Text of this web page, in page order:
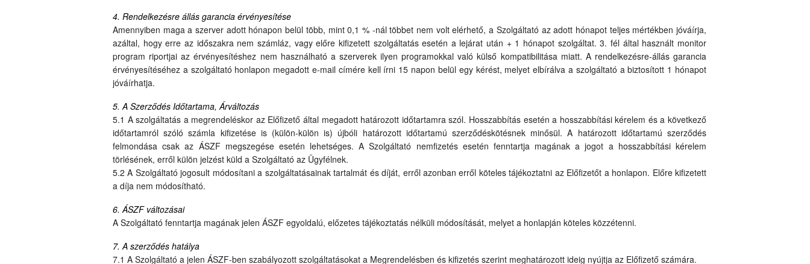
4. Rendelkezésre állás garancia érvényesítése
Amennyiben maga a szerver adott hónapon belül több, mint 0,1 % -nál többet nem volt elérhető, a Szolgáltató az adott hónapot teljes mértékben jóváírja,
azáltal, hogy erre az időszakra nem számláz, vagy előre kifizetett szolgáltatás esetén a lejárat után + 1 hónapot szolgáltat. 3. fél által használt monitor
program riportjai az érvényesítéshez nem használható a szerverek ilyen programokkal való külső kompatibilitása miatt. A rendelkezésre-állás garancia
érvényesítéséhez a szolgáltató honlapon megadott e-mail címére kell írni 15 napon belül egy kérést, melyet elbírálva a szolgáltató a biztosított 1 hónapot
jóváírhatja.
5. A Szerződés Időtartama, Árváltozás
5.1 A szolgáltatás a megrendeléskor az Előfizető által megadott határozott időtartamra szól. Hosszabbítás esetén a hosszabbítási kérelem és a következő
időtartamról szóló számla kifizetése is (külön-külön is) újbóli határozott időtartamú szerződéskötésnek minősül. A határozott időtartamú szerződés
felmondása csak az ÁSZF megszegése esetén lehetséges. A Szolgáltató nemfizetés esetén fenntartja magának a jogot a hosszabbítási kérelem
törlésének, erről külön jelzést küld a Szolgáltató az Ügyfélnek.
5.2 A Szolgáltató jogosult módosítani a szolgáltatásainak tartalmát és díját, erről azonban erről köteles tájékoztatni az Előfizetőt a honlapon. Előre kifizetett
a díja nem módosítható.
6. ÁSZF változásai
A Szolgáltató fenntartja magának jelen ÁSZF egyoldalú, előzetes tájékoztatás nélküli módosítását, melyet a honlapján köteles közzétenni.
7. A szerződés hatálya
7.1 A Szolgáltató a jelen ÁSZF-ben szabályozott szolgáltatásokat a Megrendelésben és kifizetés szerint meghatározott ideig nyújtja az Előfizető számára.